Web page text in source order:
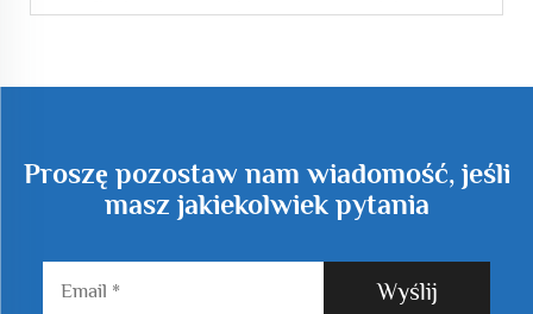
Proszę pozostaw nam wiadomość, jeśli
masz jakiekolwiek pytania
Wyślij